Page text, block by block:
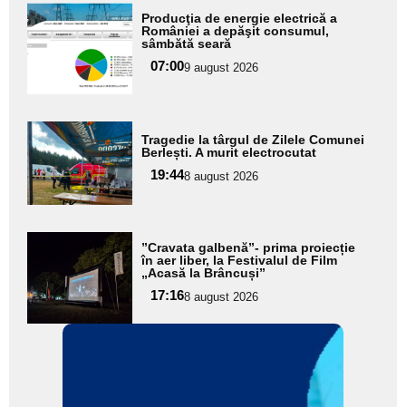
Adaugă
aici textul
pentru
subtitlu
Producţia de energie electrică a
României a depăşit consumul,
sâmbătă seară
07:009 august 2026
Adaugă
aici textul
pentru
subtitlu
Tragedie la târgul de Zilele Comunei
Berlești. A murit electrocutat
19:448 august 2026
Adaugă
aici textul
pentru
subtitlu
”Cravata galbenă”- prima proiecție
în aer liber, la Festivalul de Film
„Acasă la Brâncuși”
17:168 august 2026